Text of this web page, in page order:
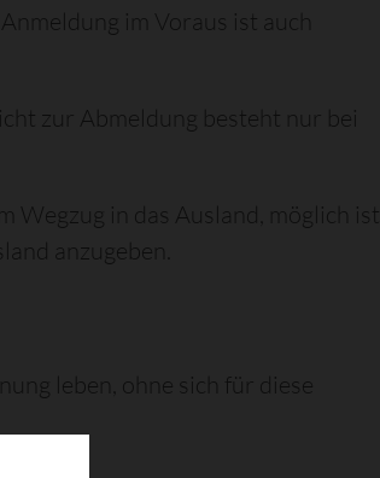
im Voraus ist auch
zur Abmeldung besteht nur bei
Wegzug in das Ausland, möglich ist.
anzugeben.
leben, ohne sich für diese